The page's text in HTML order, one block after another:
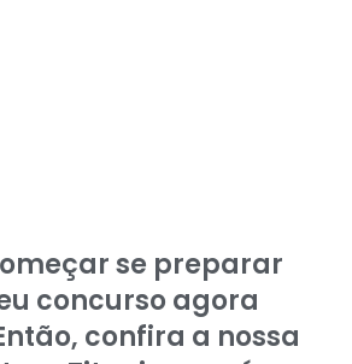
se preparar
concurso agora
confira a nossa